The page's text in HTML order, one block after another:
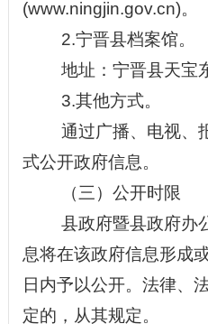
(www.ningjin.gov.cn)。
2.宁晋县档案馆。
地址：宁晋县天宝
3.其他方式。
通过广播、电视、
式公开政府信息。
（三）公开时限
县政府暨县政府办
息将在该政府信息形成
日内予以公开。法律、
定的，从其规定。